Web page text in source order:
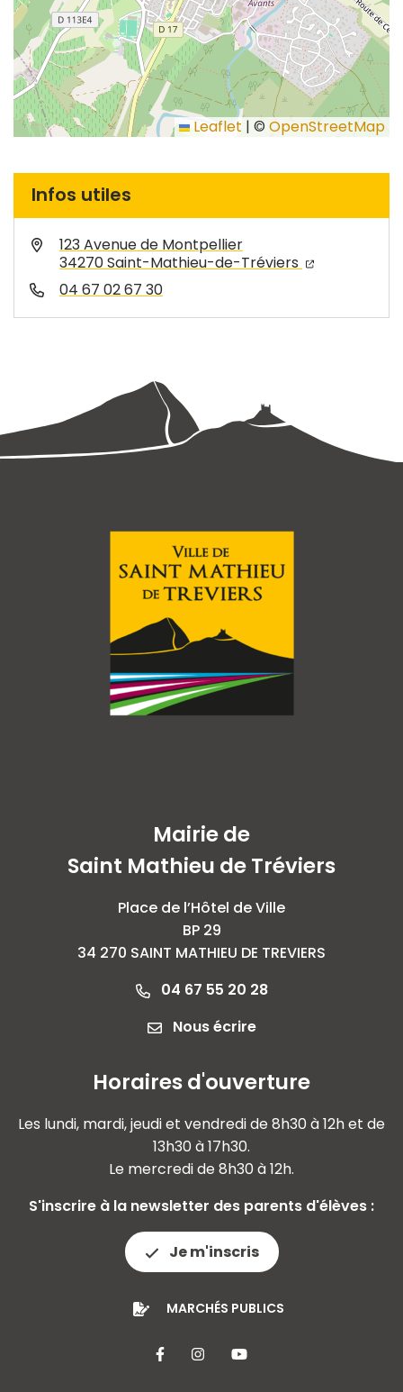
Leaflet | © OpenStreetMap
Infos utiles
123 Avenue de Montpellier
34270 Saint-Mathieu-de-Tréviers
04 67 02 67 30
Mairie de
Saint Mathieu de Tréviers
Place de l’Hôtel de Ville
BP 29
34 270 SAINT MATHIEU DE TREVIERS
04 67 55 20 28
Nous écrire
Horaires d'ouverture
Les lundi, mardi, jeudi et vendredi de 8h30 à 12h et de
13h30 à 17h30.
Le mercredi de 8h30 à 12h.
S'inscrire à la newsletter des parents d'élèves :
Je m'inscris
MARCHÉS PUBLICS
Lien vers le compte Facebook
Lien vers le compte
Lien vers la chaîne